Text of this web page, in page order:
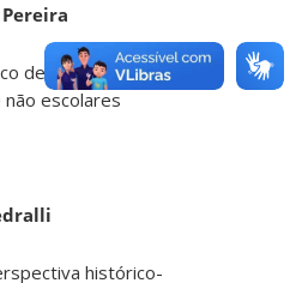
de práticas discursivas
escolares
histórico-